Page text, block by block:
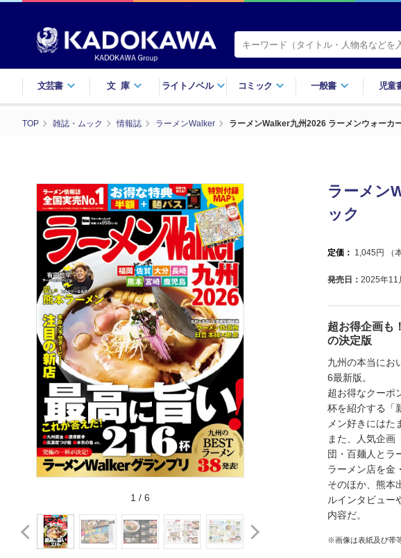
文芸書 文庫 ライトノベル コミック 一般書 児童
TOP 雑誌・ムック 情報誌 ラーメンWalker ラーメンWalker九州2026 ラーメンウォーカ
1 / 6
ラーメン
ック
定価： 1,045 円 （
発売日： 2025年11
超お得企画も
の決定版
九州の本当にお
6最新版。
超お得なクーポ
杯を紹介する「
メン好きにはた
また、人気企画
団・百麺人とラ
ラーメン店を金
そのほか、熊本
ルインタビュー
内容だ。
※画像は表紙及び帯